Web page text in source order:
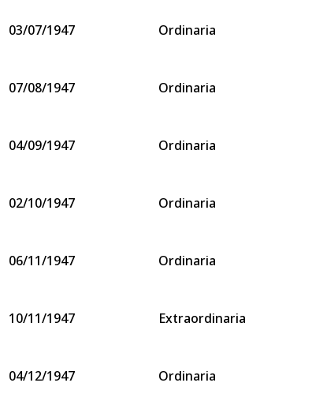
03/07/1947 Ordinaria
07/08/1947 Ordinaria
04/09/1947 Ordinaria
02/10/1947 Ordinaria
06/11/1947 Ordinaria
10/11/1947 Extraordinaria
04/12/1947 Ordinaria